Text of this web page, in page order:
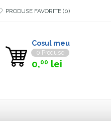
PRODUSE FAVORITE 0
Cosul meu
0 Produse
0,00 lei